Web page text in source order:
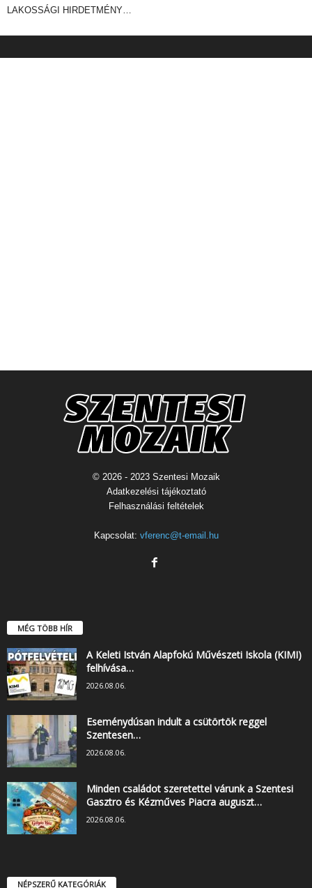
LAKOSSÁGI HIRDETMÉNY…
© 2026 - 2023 Szentesi Mozaik
Adatkezelési tájékoztató
Felhasználási feltételek
Kapcsolat: vferenc@t-email.hu
MÉG TÖBB HÍR
A Keleti István Alapfokú Művészeti Iskola (KIMI)
felhívása…
2026.08.06.
Eseménydúsan indult a csütörtök reggel
Szentesen…
2026.08.06.
Minden családot szeretettel várunk a Szentesi
Gasztro és Kézműves Piacra auguszt…
2026.08.06.
NÉPSZERŰ KATEGÓRIÁK